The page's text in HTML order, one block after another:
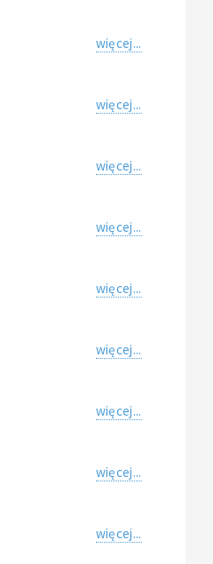
więcej...
więcej...
więcej...
więcej...
więcej...
więcej...
więcej...
więcej...
więcej...